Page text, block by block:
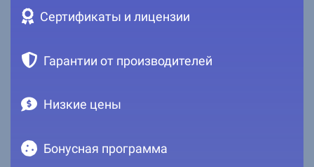
Сертификаты и лицензии
Гарантии от производителей
Низкие цены
Бонусная программа